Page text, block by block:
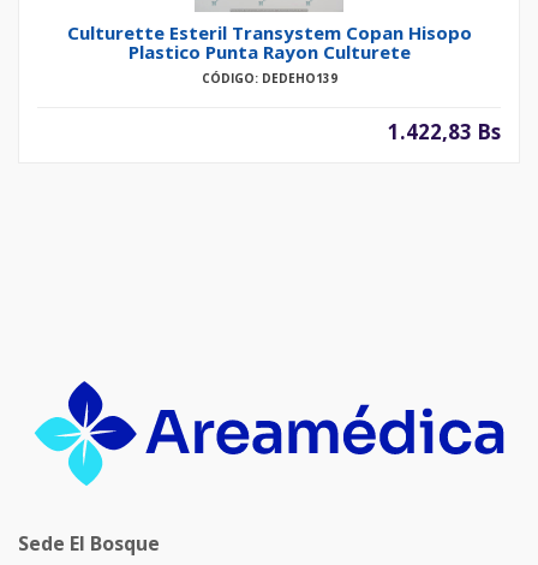
Culturette Esteril Transystem Copan Hisopo
Plastico Punta Rayon Culturete
CÓDIGO: DEDEHO139
1.422,83 Bs
Sede El Bosque